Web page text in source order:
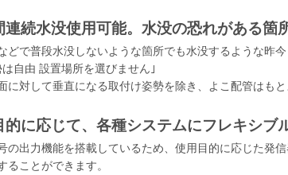
連続水没使用可能。水没の恐れがある箇
どで普段水没しないような箇所でも水没するような昨
は自由 設置場所を選びません｣
に対して垂直になる取付け姿勢を除き、よこ配管はも
的に応じて、各種システムにフレキシブ
の出力機能を搭載しているため、使用目的に応じた発
ることができます。